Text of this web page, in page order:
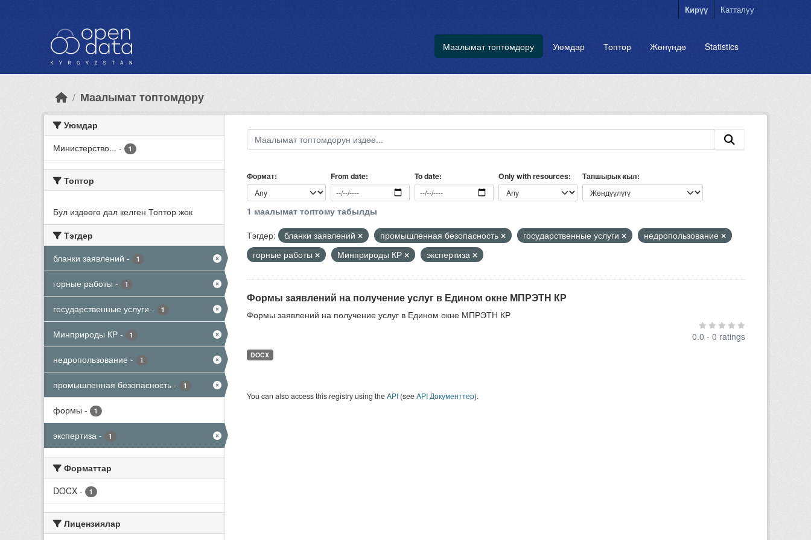
Кирүү Катталуу
Маалымат топтомдору Уюмдар Топтор Жөнүндө Statistics
Маалымат топтомдору
Уюмдар
Министерство... - 1
Топтор
Бул издөөгө дал келген Топтор жок
Тэгдер
бланки заявлений - 1
горные работы - 1
государственные услуги - 1
Минприроды КР - 1
недропользование - 1
промышленная безопасность - 1
формы - 1
экспертиза - 1
Форматтар
DOCX - 1
Лицензиялар
Формат From date To date Only with resources Тапшырык кыл
1 маалымат топтому табылды
Тэгдер:
бланки заявлений промышленная безопасность государственные услуги
недропользование
горные работы
Минприроды КР экспертиза
Формы заявлений на получение услуг в Едином окне МПРЭТН КР
Формы заявлений на получение услуг в Едином окне МПРЭТН КР
0.0 - 0 ratings
DOCX
You can also access this registry using theAPI(seeAPI Документтер).